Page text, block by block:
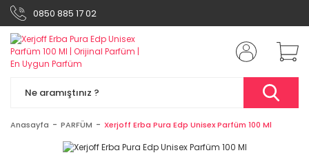
0850 885 17 02
Anasayfa PARFÜM Xerjoff Erba Pura Edp Unisex Parfüm 100 Ml